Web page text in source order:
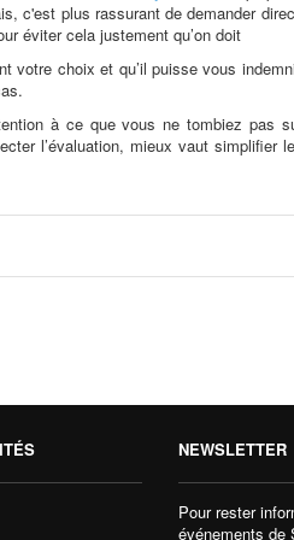
c'est plus rassurant de demander
éviter cela justement qu’on doit
votre choix et qu’il puisse vous
à ce que vous ne tombiez pas
l’évaluation, mieux vaut simplifier
NEWSLETTER
Pour rester
événements de